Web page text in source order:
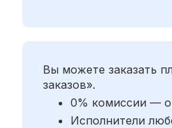
Вы можете заказать
заказов».
0% комиссии —
Исполнители